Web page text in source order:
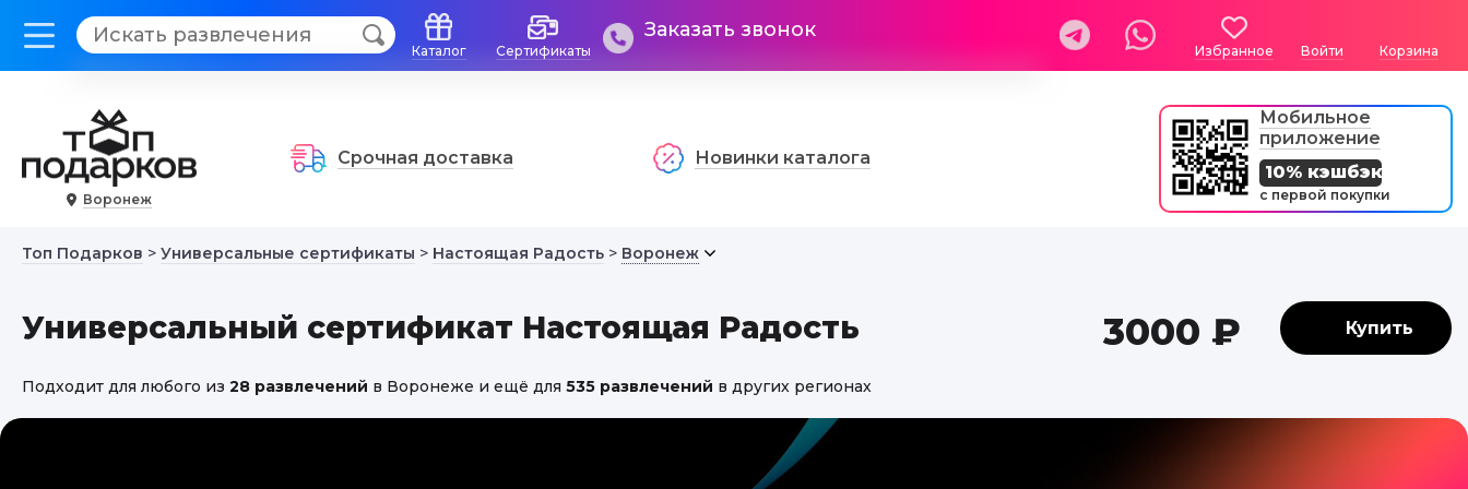
Каталог Сертификаты
Заказать звонок
Избранное Войти Корзина
Воронеж
Срочная доставка Новинки каталога
Мобильное
приложение
10% кэшбэк
с первой покупки
Топ Подарков > Универсальные сертификаты > Настоящая Радость > Воронеж
Универсальный сертификат Настоящая Радость 3000 ₽
Подходит для любого из 28 развлечений в Воронеже и ещё для 535 развлечений в других регионах